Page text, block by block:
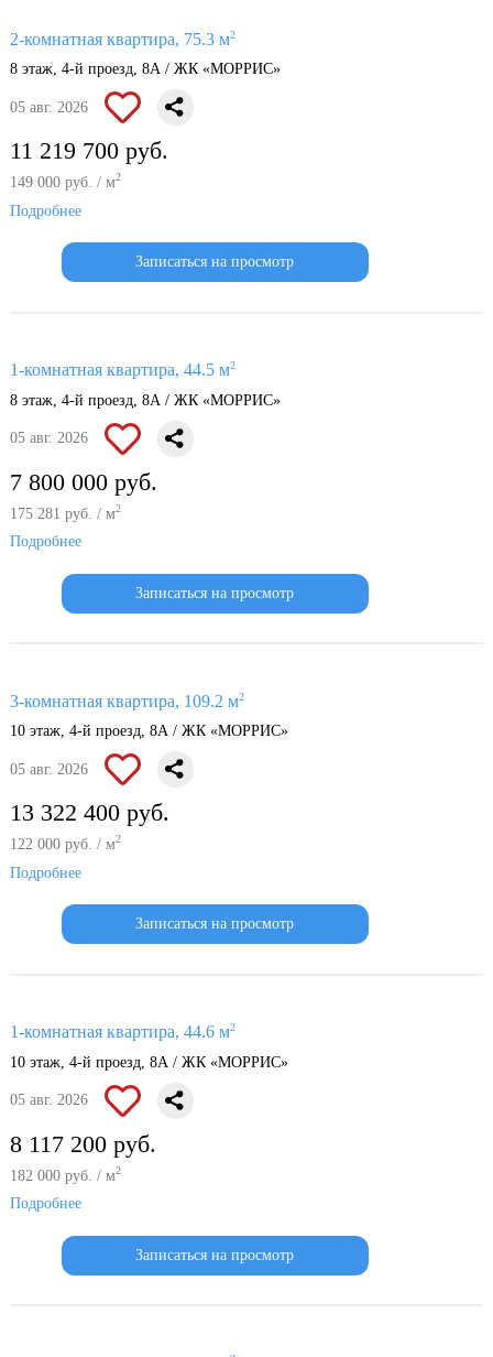
2-комнатная квартира, 75.3 м2
8 этаж, 4-й проезд, 8А / ЖК «МОРРИС»
05 авг. 2026
11 219 700 руб.
149 000 руб. / м2
Подробнее
Записаться на просмотр
1-комнатная квартира, 44.5 м2
8 этаж, 4-й проезд, 8А / ЖК «МОРРИС»
05 авг. 2026
7 800 000 руб.
175 281 руб. / м2
Подробнее
Записаться на просмотр
3-комнатная квартира, 109.2 м2
10 этаж, 4-й проезд, 8А / ЖК «МОРРИС»
05 авг. 2026
13 322 400 руб.
122 000 руб. / м2
Подробнее
Записаться на просмотр
1-комнатная квартира, 44.6 м2
10 этаж, 4-й проезд, 8А / ЖК «МОРРИС»
05 авг. 2026
8 117 200 руб.
182 000 руб. / м2
Подробнее
Записаться на просмотр